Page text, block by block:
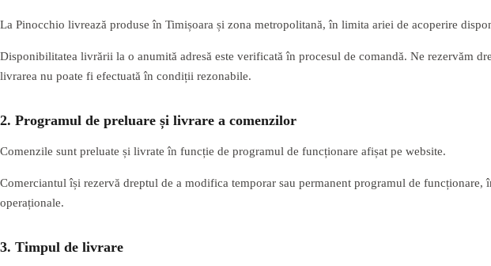
La Pinocchio livrează produse în Timișoara și zona metropolitană, în limita ariei de acoperire
Disponibilitatea livrării la o anumită adresă este verificată în procesul de comandă. Ne rezervăm
livrarea nu poate fi efectuată în condiții rezonabile.
2. Programul de preluare și livrare a comenzilor
Comenzile sunt preluate și livrate în funcție de programul de funcționare afișat pe website.
Comerciantul își rezervă dreptul de a modifica temporar sau permanent programul de
operaționale.
3. Timpul de livrare